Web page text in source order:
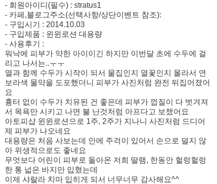
- 회원아이디(필수) : stratus1
- 카페,블로그주소(선택사항/상단이벤트 참조):
- 구입시기 : 2014.10.03
- 구입제품 : 윈윈로션 대용량
- 사용후기 :
워낙에 피부가 약한 아이이긴 하지만 이번달 초에 수두에 걸
리고 나서는..ㅜㅜ
열과 함께 수두가 시작이 되서 물집인지 열꽃인지 몰라서 연
보라색 물약을 도포했더니 피부가 사진처럼 완전 뒤집어졌어
요
흉터 없이 수두가 치유된 건 좋은데 피부가 껍질이 다 벗겨져
서 목욕만 시키고 나면 불 난것처럼 아프다고 보챘어요
아토피샵 윈윈로션으로 1주, 2주가 지나니 사진처럼 드디어
제 피부가 나오네요
대용량은 처음 사보는데 안에 주걱이 있어서 손으로 덜지 않
아 위생적으로도 좋네요
무엇보다 어린이 피부로 돌아온 저희 딸램, 한동안 헐렁헐렁
한 통 넓은 바지만 입혔는데
이제 샤랄라 치마 입히게 되서 너무너무 감사해요^^